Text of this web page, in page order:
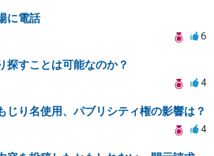
に電話
6
探すことは可能なのか？
4
じり名使用、パブリシティ権の影響は？
4